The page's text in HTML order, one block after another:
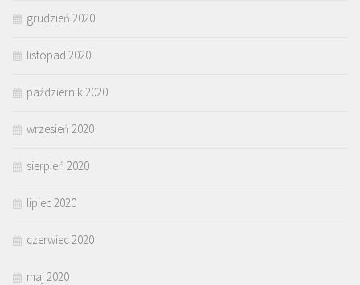
grudzień 2020
listopad 2020
październik 2020
wrzesień 2020
sierpień 2020
lipiec 2020
czerwiec 2020
maj 2020